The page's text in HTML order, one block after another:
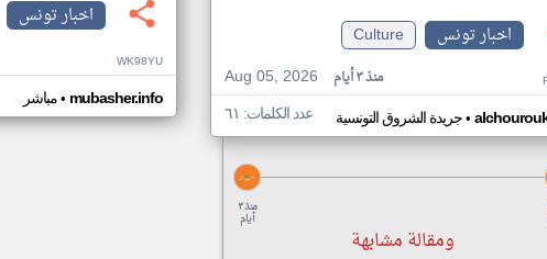
اخبار تونس
Culture
Aug 05, 2026
منذ ٣ أيام
جريدة الشروق التونسية• عدد الكلمات: ٦١
منذ ٣
أيام
ومقالة مشابهة
اخبار تونس
WK98YU
مباشر• mubasher.info